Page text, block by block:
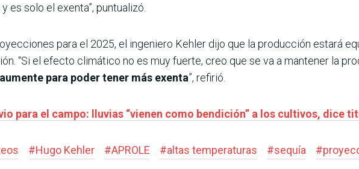
es solo el exenta”, puntualizó.
para el 2025, el ingeniero Kehler dijo que la producción estará
“Si el efecto climático no es muy fuerte, creo que se va a mantener la
para poder tener más exenta”, refirió.
para el campo: lluvias “vienen como bendición” a los cultivos, dice
#Hugo Kehler #APROLE #altas temperaturas #sequía #